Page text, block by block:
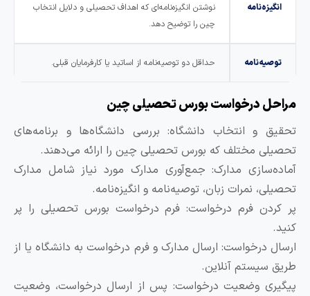
انگیزه‌نامه
نوشتن انگیزه‌نامه‌ای که اهداف تحصیلی و دلایل انتخاب
چین را توضیح دهد.
توصیه‌نامه حداقل دو توصیه‌نامه از اساتید یا کارفرمایان قبلی.
درخواست بورس تحصیلی چین
و انتخاب دانشگاه: بررسی دانشگاه‌ها و برنامه‌های
مختلف که بورس تحصیلی چین را ارائه می‌دهند.
مدارک: جمع‌آوری مدارک مورد نیاز شامل مدارک
نمرات زبان، توصیه‌نامه و انگیزه‌نامه.
کردن فرم درخواست: فرم درخواست بورس تحصیلی را پر
درخواست: ارسال مدارک و فرم درخواست به دانشگاه یا از
سیستم آنلاین.
وضعیت درخواست: پس از ارسال درخواست، وضعیت